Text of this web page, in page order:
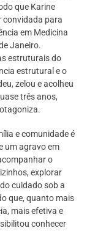
que Karine
convidada para
em Medicina
Janeiro.
estruturais do
estrutural e o
zelou e acolheu
três anos,
e comunidade é
um agravo em
o
explorar
cuidado sob a
que, quanto mais
mais efetiva e
conhecer